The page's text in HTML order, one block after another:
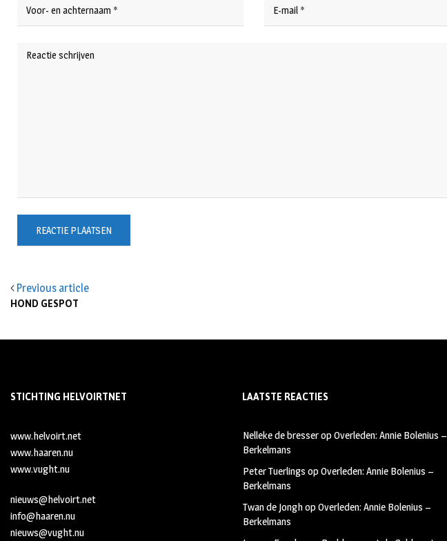
Previous article
HOND GESPOT
STICHTING HELVOIRTNET
www.helvoirt.net
www.haaren.nu
www.vught.nu
nieuws@helvoirt.net
info@haaren.nu
nieuws@vught.nu
LAATSTE REACTIES
Nelleke de bresseropOverleden: Annie Bolenius –
Berkelmans
Peter Tuerlings opOverleden: Annie Bolenius –
Berkelmans
Twan de JonghopOverleden: Annie Bolenius –
Berkelmans